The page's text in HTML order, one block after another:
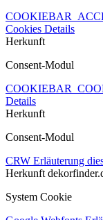
Cookies Details
Herkunft
Consent-Modul
Details
Herkunft
Consent-Modul
CRW Erläuterung
Herkunft
System Cookie